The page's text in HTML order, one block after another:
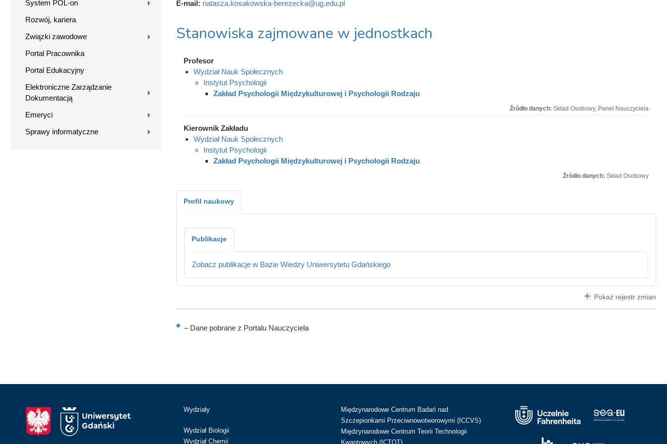
System POL-on
Rozwój, kariera
Związki zawodowe
Portal Pracownika
Portal Edukacyjny
Elektroniczne Zarządzanie
Dokumentacją
Emeryci
Sprawy informatyczne
E-mail: natasza.kosakowska-berezecka@ug.edu.pl
Stanowiska zajmowane w jednostkach
Profesor
Wydział Nauk Społecznych
Instytut Psychologii
Zakład Psychologii Międzykulturowej i Psychologii Rodzaju
Źródło danych: Skład Osobowy, Panel Nauczyciela
Kierownik Zakładu
Wydział Nauk Społecznych
Instytut Psychologii
Zakład Psychologii Międzykulturowej i Psychologii Rodzaju
Źródło danych: Skład Osobowy
Profil naukowy
Publikacje
Zobacz publikacje w Bazie Wiedzy Uniwersytetu Gdańskiego
Pokaż rejestr zmian
–Dane pobrane z Portalu Nauczyciela
Wydziały
Wydział Biologii
Wydział Chemii
Międzynarodowe Centrum Badań nad
Szczepionkami Przeciwnowotworowymi (ICCVS)
Międzynarodowe Centrum Teorii Technologii
Kwantowych (ICTQT)